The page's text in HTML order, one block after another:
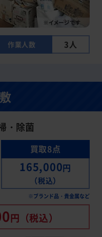
作業人数 3人
・除菌
買取8点
165,000円
（税込）
※ブランド品・貴金属など
円 （税込）